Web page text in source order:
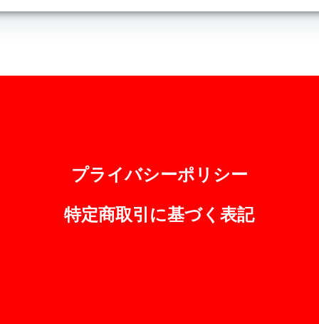
プライバシーポリシー
特定商取引に基づく表記